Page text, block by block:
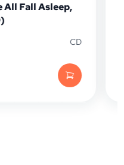
All Fall Asleep,
CD